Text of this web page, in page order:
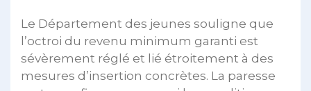
Le Département des jeunes souligne que
l’octroi du revenu minimum garanti est
sévèrement réglé et lié étroitement à des
mesures d’insertion concrètes. La paresse